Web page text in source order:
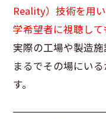
Reality）技術を用
学希望者に視聴し
実際の工場や製造施
まるでその場にい
す。